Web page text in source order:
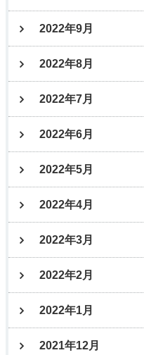
2022年9月
2022年8月
2022年7月
2022年6月
2022年5月
2022年4月
2022年3月
2022年2月
2022年1月
2021年12月